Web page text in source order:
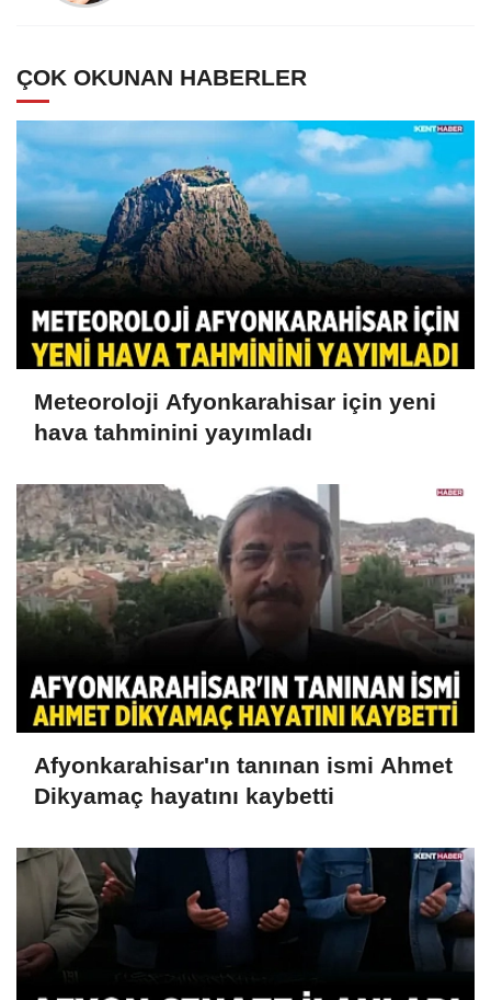
ÇOK OKUNAN HABERLER
Meteoroloji Afyonkarahisar için yeni
hava tahminini yayımladı
Afyonkarahisar'ın tanınan ismi Ahmet
Dikyamaç hayatını kaybetti